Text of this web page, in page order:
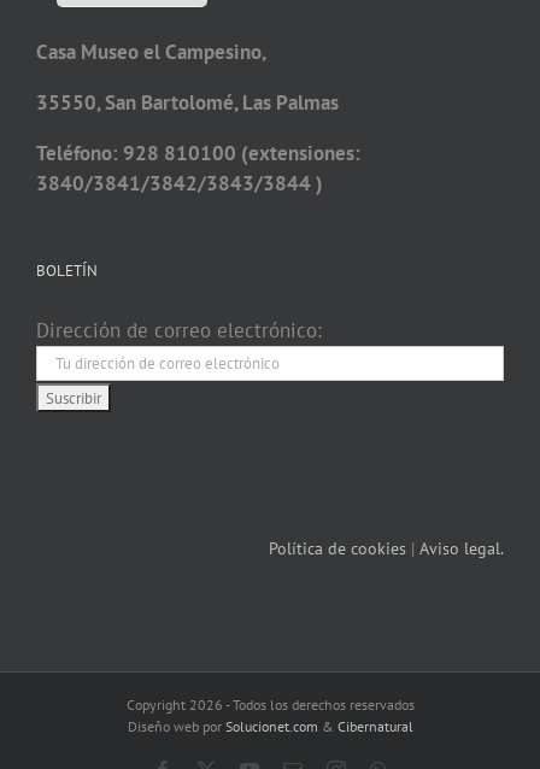
Casa Museo el Campesino,
35550, San Bartolomé, Las Palmas
Teléfono: 928 810100 (extensiones:
3840/3841/3842/3843/3844 )
BOLETÍN
Dirección de correo electrónico:
Política de cookies | Aviso legal.
Copyright 2026 - Todos los derechos reservados
Diseño web por Solucionet.com & Cibernatural